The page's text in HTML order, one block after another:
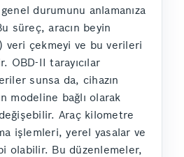
durumunu anlamanıza
süreç, aracın beyin
veri çekmeyi ve bu verileri
OBD-II tarayıcılar
sunsa da, cihazın
modeline bağlı olarak
Araç kilometre
işlemleri, yerel yasalar ve
olabilir. Bu düzenlemeler,